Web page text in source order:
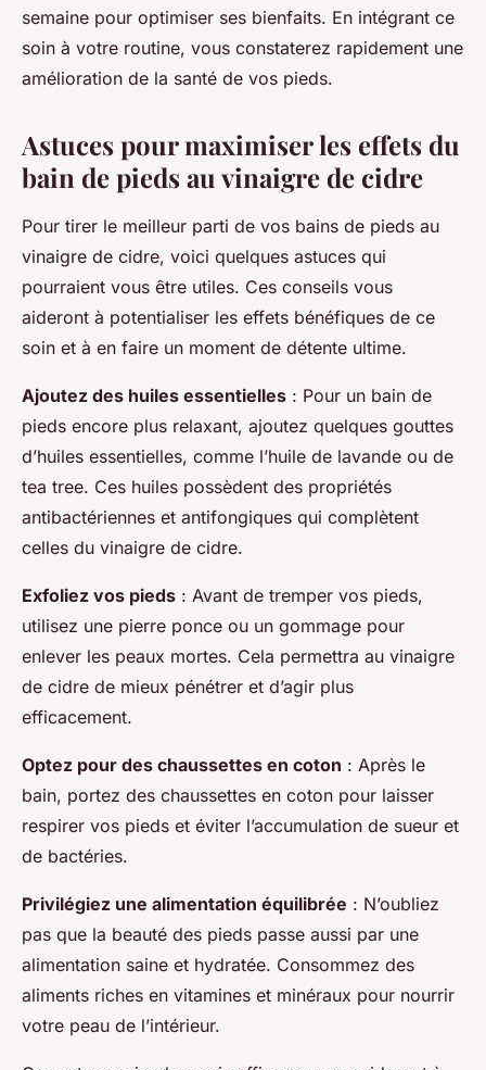
semaine pour optimiser ses bienfaits. En intégrant ce
soin à votre routine, vous constaterez rapidement une
amélioration de la santé de vos pieds.
Astuces pour maximiser les effets du
bain de pieds au vinaigre de cidre
Pour tirer le meilleur parti de vos bains de pieds au
vinaigre de cidre, voici quelques astuces qui
pourraient vous être utiles. Ces conseils vous
aideront à potentialiser les effets bénéfiques de ce
soin et à en faire un moment de détente ultime.
Ajoutez des huiles essentielles : Pour un bain de
pieds encore plus relaxant, ajoutez quelques gouttes
d’huiles essentielles, comme l’huile de lavande ou de
tea tree. Ces huiles possèdent des propriétés
antibactériennes et antifongiques qui complètent
celles du vinaigre de cidre.
Exfoliez vos pieds : Avant de tremper vos pieds,
utilisez une pierre ponce ou un gommage pour
enlever les peaux mortes. Cela permettra au vinaigre
de cidre de mieux pénétrer et d’agir plus
efficacement.
Optez pour des chaussettes en coton : Après le
bain, portez des chaussettes en coton pour laisser
respirer vos pieds et éviter l’accumulation de sueur et
de bactéries.
Privilégiez une alimentation équilibrée : N’oubliez
pas que la beauté des pieds passe aussi par une
alimentation saine et hydratée. Consommez des
aliments riches en vitamines et minéraux pour nourrir
votre peau de l’intérieur.